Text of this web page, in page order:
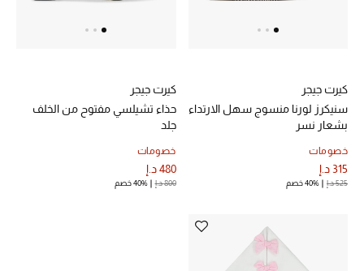
حصريًا عبر الإنترنت
تشكيلة المناسبات للنساء
الحب للمحلي
الملابس الرياضية النسائية
تشكيلة الأعراس
حقائب وأحذية متطابقة
كيرت جيجر
سنيكرز لورنا منسوج سهل الارتداء
بشعار نسر
خصومات
315 د.إ
525 د.إ 40% خصم
كيرت جيجر
حذاء تشيلسي مفتوح من الخلف
جلد
خصومات
480 د.إ
800 د.إ 40% خصم